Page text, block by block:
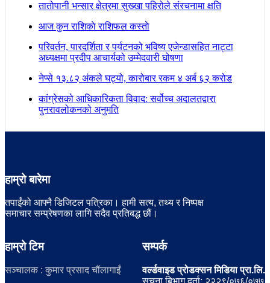
तातोपानी भन्सार क्षेत्रमा सुख्खा पहिरोले संरचनामा क्षति
आज कुन राशिकाे राशिफल कस्ताे
परिवर्तन, पारदर्शिता र पर्यटनको भविष्य एजेन्डासहित नाट्टा
अध्यक्षमा प्रदीप आचार्यको उम्मेदवारी घोषणा
नेप्से १३.८२ अंकले घट्यो, कारोबार रकम ४ अर्ब ६२ करोड
कांग्रेसको आधिकारिकता विवाद: सर्वोच्च अदालतद्वारा
पुनरावलोकनको अनुमति
हाम्रो बारेमा
तपाईंको आफ्नै डिजिटल पत्रिका। हामी सत्य, तथ्य र निष्पक्ष
समाचार सम्प्रेषणका लागि सदैव प्रतिबद्ध छौं।
हाम्रो टिम
सञ्चालक : कुमार प्रसाद चौंलागाईं
सम्पर्क
वर्ल्डवाइड प्रोडक्सन मिडिया प्रा.लि.
सूचना बिभाग दर्ता: २२२९/०७६/०७७